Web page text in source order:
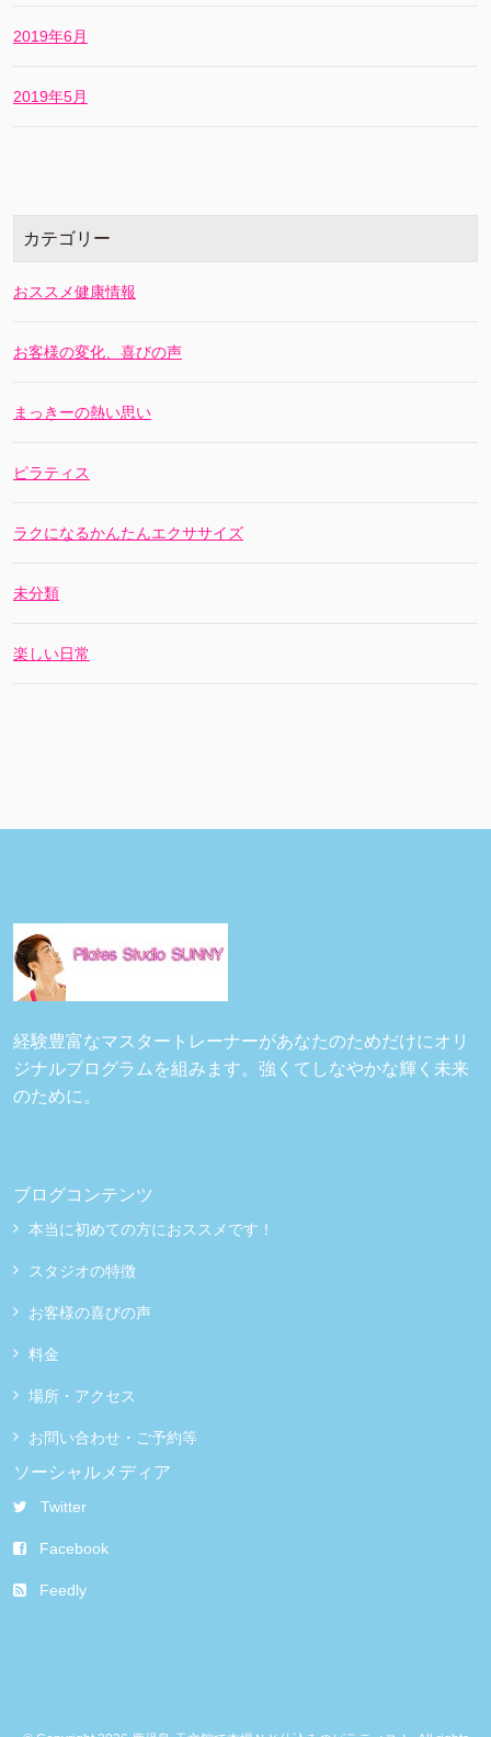
2019年6月
2019年5月
カテゴリー
おススメ健康情報
お客様の変化、喜びの声
まっきーの熱い思い
ピラティス
ラクになるかんたんエクササイズ
未分類
楽しい日常
経験豊富なマスタートレーナーがあなたのためだけにオリ
ジナルプログラムを組みます。強くてしなやかな輝く未来
のために。
ブログコンテンツ
本当に初めての方におススメです！
スタジオの特徴
お客様の喜びの声
料金
場所・アクセス
お問い合わせ・ご予約等
ソーシャルメディア
Twitter
Facebook
Feedly